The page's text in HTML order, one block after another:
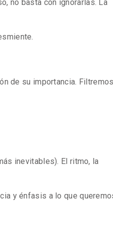
no basta con ignorarlas. La
de su importancia. Filtremos
inevitables). El ritmo, la
y énfasis a lo que